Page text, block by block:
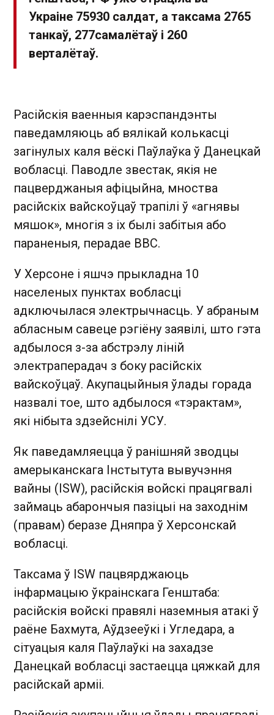
Украіне 75930 салдат, а таксама 2765
танкаў, 277самалётаў і 260
верталётаў.
Расійскія ваенныя карэспандэнты
паведамляюць аб вялікай колькасці
загінулых каля вёскі Паўлаўка ў Данецкай
вобласці. Паводле звестак, якія не
пацверджаныя афіцыйна, мноства
расійскіх вайскоўцаў трапілі ў «агнявы
мяшок», многія з іх былі забітыя або
параненыя, перадае ВВС.
У Херсоне і яшчэ прыкладна 10
населеных пунктах вобласці
адключылася электрычнасць. У абраным
абласным савеце рэгіёну заявілі, што гэта
адбылося з-за абстрэлу ліній
электраперадач з боку расійскіх
вайскоўцаў. Акупацыйныя ўлады горада
назвалі тое, што адбылося «тэрактам»,
які нібыта здзейснілі УСУ.
Як паведамляецца ў ранішняй зводцы
амерыканскага Інстытута вывучэння
вайны (ISW), расійскія войскі працягвалі
займаць абарончыя пазіцыі на заходнім
(правам) беразе Дняпра ў Херсонскай
вобласці.
Таксама ў ISW пацвярджаюць
інфармацыю ўкраінскага Генштаба:
расійскія войскі правялі наземныя атакі ў
раёне Бахмута, Аўдзееўкі і Угледара, а
сітуацыя каля Паўлаўкі на захадзе
Данецкай вобласці застаецца цяжкай для
расійскай арміі.